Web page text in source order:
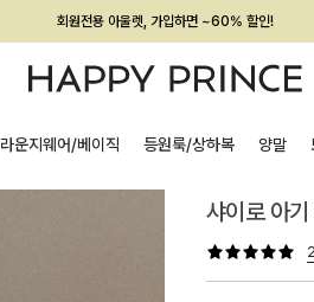
회원전용 아울렛, 가입하면 ~60% 할인!
멤버십 최대 28,000원 혜택
라운지웨어/베이직 등원룩/상하복 양말
샤이로 아